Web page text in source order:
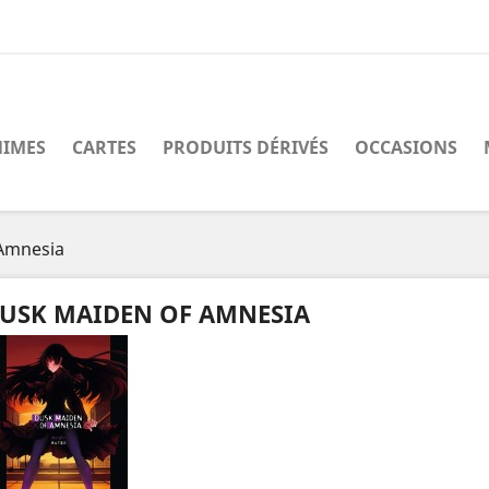
CARTES PRODUITS DÉRIVÉS OCCASIONS
MAIDEN OF AMNESIA